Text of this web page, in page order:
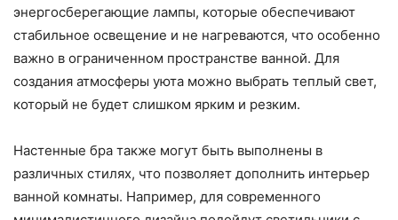
энергосберегающие лампы, которые обеспечивают
стабильное освещение и не нагреваются, что особенно
важно в ограниченном пространстве ванной. Для
создания атмосферы уюта можно выбрать теплый свет,
который не будет слишком ярким и резким.
Настенные бра также могут быть выполнены в
различных стилях, что позволяет дополнить интерьер
ванной комнаты. Например, для современного